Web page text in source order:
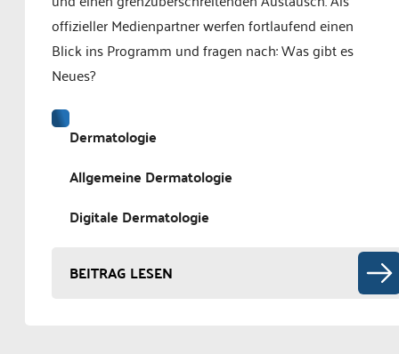
offizieller Medienpartner werfen fortlaufend einen
Blick ins Programm und fragen nach: Was gibt es
Neues?
Dermatologie
Allgemeine Dermatologie
Digitale Dermatologie
BEITRAG LESEN